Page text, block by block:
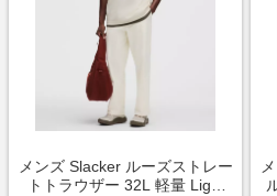
メンズ Slacker ルーズストレー
トトラウザー 32L 軽量 Light